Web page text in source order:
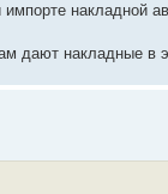
накладной
дают накладные в